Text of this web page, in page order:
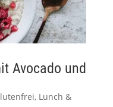
Avocado und
, Lunch &